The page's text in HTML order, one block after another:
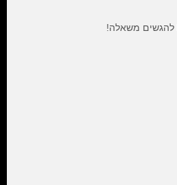
להגשים משאלה!